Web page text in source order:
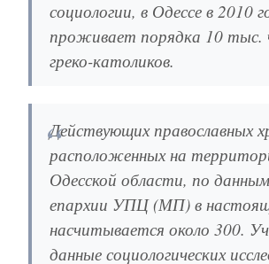
социологии, в Одессе в 2010
проживает порядка 10 тыс.
греко-католиков.
Действующих православных
расположенных на
Одесской области, по
епархии УПЦ (МП) в
насчитывается около 300.
данные социологических